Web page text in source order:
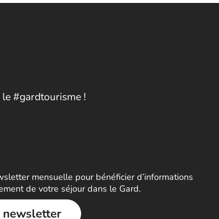
#gardtourisme !
mensuelle pour bénéficier d’informations
de votre séjour dans le Gard.
newsletter